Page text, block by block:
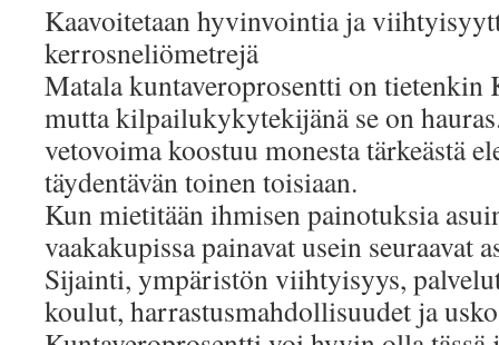
Kaavoitetaan hyvinvointia ja
kerrosneliömetrejä
Matala kuntaveroprosentti on tietenkin
mutta kilpailukykytekijänä se on
vetovoima koostuu monesta tärkeästä
täydentävän toinen toisiaan.
Kun mietitään ihmisen painotuksia
vaakakupissa painavat usein seuraavat
Sijainti, ympäristön viihtyisyys,
koulut, harrastusmahdollisuudet ja